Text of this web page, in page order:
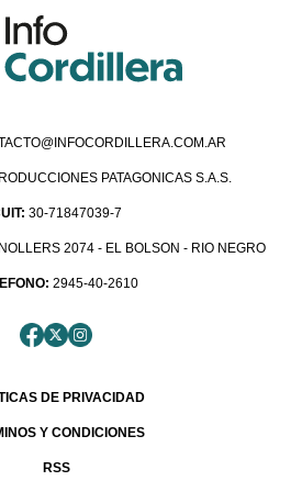
PATAGONICAS S.A.S.
30-71847039-7
2074 - EL BOLSON - RIO NEGRO
2945-40-2610
DE PRIVACIDAD
Y CONDICIONES
RSS